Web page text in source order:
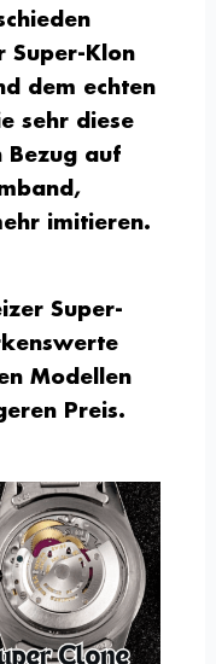
Super-Klon
dem echten
sehr diese
Bezug auf
imitieren.
Super-
Modellen
Preis.